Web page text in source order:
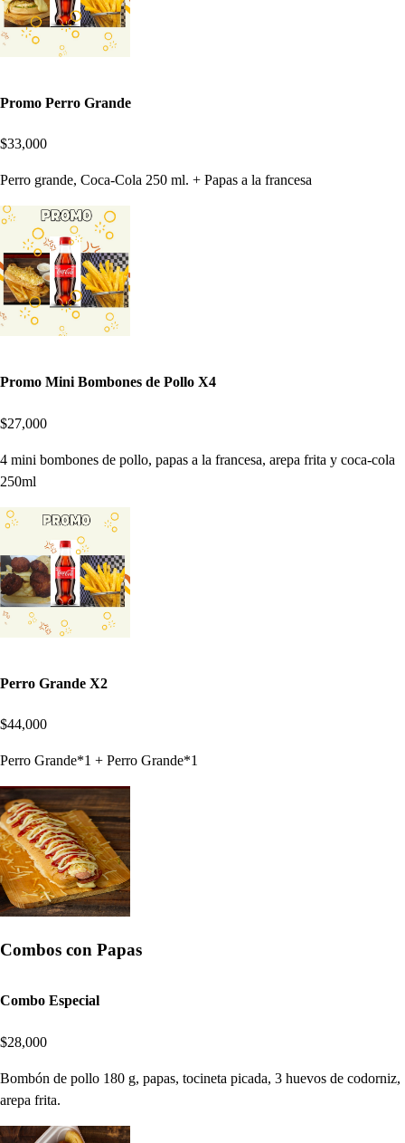
Promo Perro Grande
$33,000
Perro grande, Coca-Cola 250 ml. + Papas a la francesa
Promo Mini Bombones de Pollo X4
$27,000
4 mini bombones de pollo, papas a la francesa, arepa frita y coca-cola
250ml
Perro Grande X2
$44,000
Perro Grande*1 + Perro Grande*1
Combos con Papas
Combo Especial
$28,000
Bombón de pollo 180 g, papas, tocineta picada, 3 huevos de codorniz,
arepa frita.